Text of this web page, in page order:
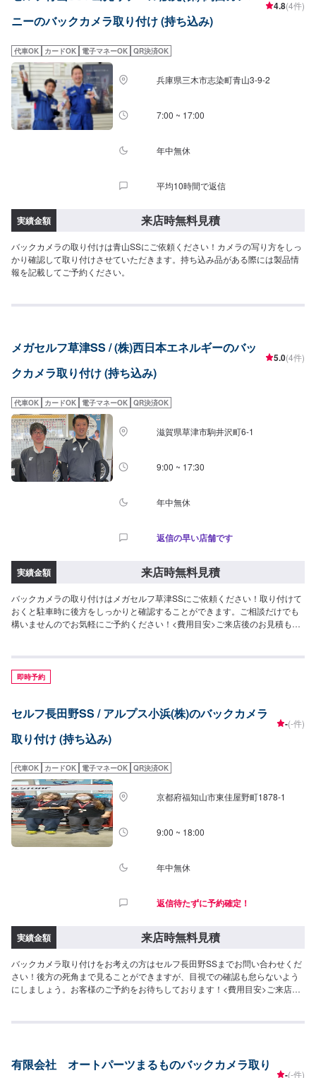
ニーのバックカメラ取り付け (持ち込み)
4.8(4件)
代車OK カードOK 電子マネーOK QR決済OK
兵庫県三木市志染町青山3-9-2
7:00 ~ 17:00
年中無休
平均10時間で返信
実績金額 来店時無料見積
バックカメラの取り付けは青山SSにご依頼ください！カメラの写り方をしっ
かり確認して取り付けさせていただきます。持ち込み品がある際には製品情
報を記載してご予約ください。
メガセルフ草津SS / (株)西日本エネルギーのバッ
クカメラ取り付け (持ち込み)
5.0(4件)
代車OK カードOK 電子マネーOK QR決済OK
滋賀県草津市駒井沢町6-1
9:00 ~ 17:30
年中無休
返信の早い店舗です
実績金額 来店時無料見積
バックカメラの取り付けはメガセルフ草津SSにご依頼ください！取り付けて
おくと駐車時に後方をしっかりと確認することができます。ご相談だけでも
構いませんのでお気軽にご予約ください！<費用目安>ご来店後のお見積もり
即時予約
セルフ長田野SS / アルプス小浜(株)のバックカメラ
取り付け (持ち込み)
-(-件)
代車OK カードOK 電子マネーOK QR決済OK
京都府福知山市東佳屋野町1878-1
9:00 ~ 18:00
年中無休
返信待たずに予約確定！
実績金額 来店時無料見積
バックカメラ取り付けをお考えの方はセルフ長田野SSまでお問い合わせくだ
さい！後方の死角まで見ることができますが、目視での確認も怠らないよう
にしましょう。お客様のご予約をお待ちしております！<費用目安>ご来店後
有限会社 オートパーツまるものバックカメラ取り
-(-件)